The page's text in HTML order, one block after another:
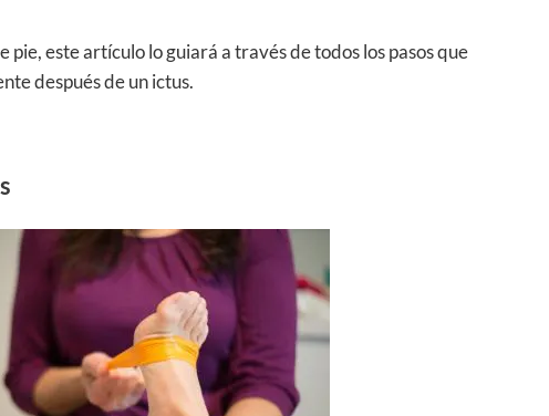
pie, este artículo lo guiará a través de todos los pasos que
después de un ictus.